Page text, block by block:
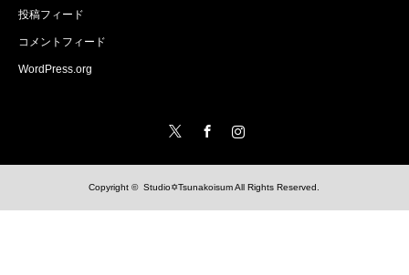
投稿フィード
コメントフィード
WordPress.org
Instagram
Copyright ©Studio✡TsunakoisumAll Rights Reserved.